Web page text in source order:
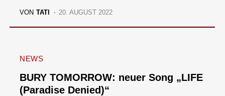
VON TATI 20. AUGUST 2022
NEWS
BURY TOMORROW: neuer Song „LIFE
(Paradise Denied)“